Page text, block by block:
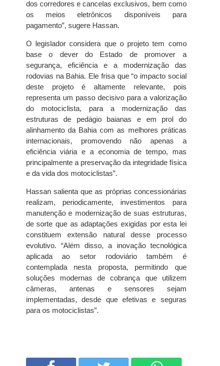
dos corredores e cancelas exclusivos, bem como
os meios eletrônicos disponíveis para
pagamento”, sugere Hassan.
O legislador considera que o projeto tem como
base o dever do Estado de promover a
segurança, eficiência e a modernização das
rodovias na Bahia. Ele frisa que “o impacto social
deste projeto é altamente relevante, pois
representa um passo decisivo para a valorização
do motociclista, para a modernização das
estruturas de pedágio baianas e em prol do
alinhamento da Bahia com as melhores práticas
internacionais, promovendo não apenas a
eficiência viária e a economia de tempo, mas
principalmente a preservação da integridade física
e da vida dos motociclistas”.
Hassan salienta que as próprias concessionárias
realizam, periodicamente, investimentos para
manutenção e modernização de suas estruturas,
de sorte que as adaptações exigidas por esta lei
constituem extensão natural desse processo
evolutivo. “Além disso, a inovação tecnológica
aplicada ao setor rodoviário também é
contemplada nesta proposta, permitindo que
soluções modernas de cobrança que utilizem
câmeras, antenas e sensores sejam
implementadas, desde que efetivas e seguras
para os motociclistas”.